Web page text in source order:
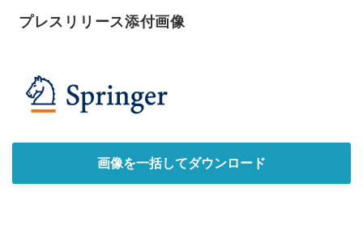
プレスリリース添付画像
画像を一括してダウンロード